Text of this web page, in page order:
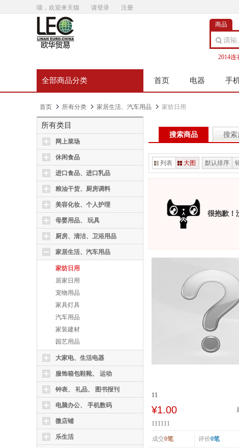
喵，欢迎来天猫 请登录 注册
商品
2014连
全部商品分类 首页 电器 手
首页 所有分类 家居生活、汽车用品 家纺日用
所有类目
网上菜场
休闲食品
进口食品、进口乳品
粮油干货、厨房调料
美容化妆、个人护理
母婴用品、 玩具
厨房、清洁、卫浴用品
家居生活、汽车用品
家纺日用
居家日用
宠物用品
家具灯具
汽车用品
家装建材
园艺用品
大家电、生活电器
服饰箱包鞋靴、 运动
钟表、 礼品、 图书报刊
电脑办公、 手机数码
微店铺
乐生活
搜索商品 搜索
列表 大图 默认排序
很抱歉！
11
¥1.00
111111
成交0笔 评价0笔